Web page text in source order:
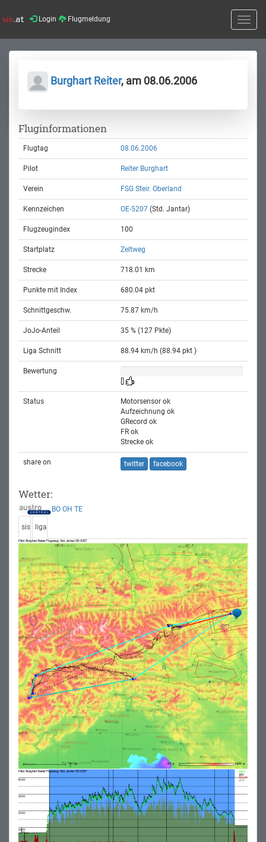
Login Flugmeldung
Toggle
Burghart Reiter, am 08.06.2006
Fluginformationen
Flugtag 08.06.2006
Pilot Reiter Burghart
Verein FSG Steir. Oberland
Kennzeichen OE-5207 (Std. Jantar)
Flugzeugindex 100
Startplatz Zeltweg
Strecke 718.01 km
Punkte mit Index 680.04 pkt
Schnittgeschw. 75.87 km/h
JoJo-Anteil 35 % (127 Pkte)
Liga Schnitt 88.94 km/h (88.94 pkt )
Bewertung
Status
Motorsensor ok
Aufzeichnung ok
GRecord ok
FR ok
Strecke ok
share on twitter facebook
Wetter:
BO OH TE
sis liga